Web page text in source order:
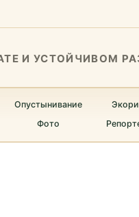
И УСТОЙЧИВОМ
Опустынивание
Фото